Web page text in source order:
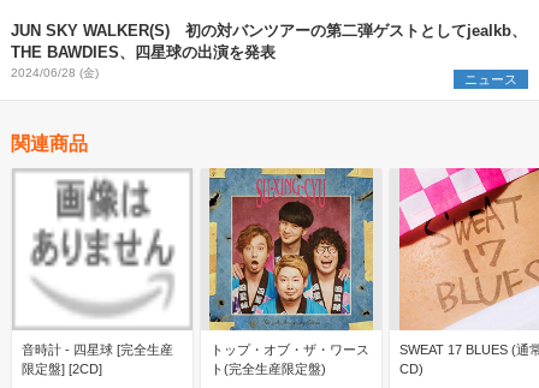
JUN SKY WALKER(S) 初の対バンツアーの第二弾ゲストとしてjealkb、
THE BAWDIES、四星球の出演を発表
2024/06/28 (金) ニュース
関連商品
音時計 - 四星球 [完全生産
限定盤] [2CD]
トップ・オブ・ザ・ワース
ト(完全生産限定盤)
SWEAT 17 BLUES (通
CD)